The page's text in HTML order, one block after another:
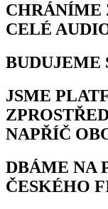
CHRÁNÍME
CELÉ
BUDUJEME
JSME
NAPŘÍČ
DBÁME NA
ČESKÉHO